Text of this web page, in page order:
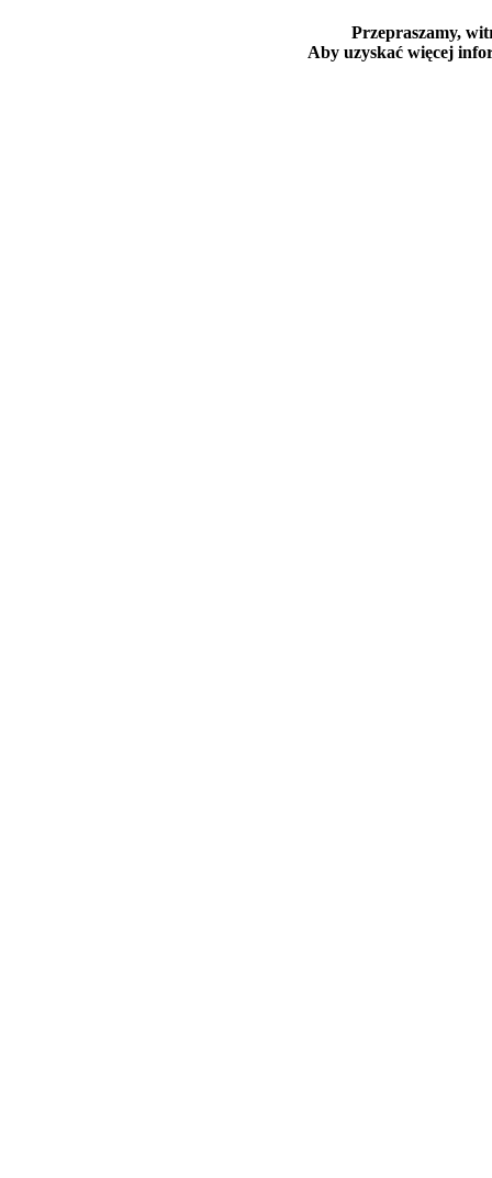
Przepraszamy,
Aby uzyskać więcej